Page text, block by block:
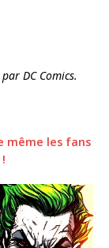
DC Comics.
même les fans